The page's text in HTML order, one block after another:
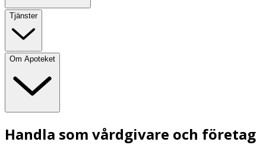
Tjänster
Om Apoteket
Handla som vårdgivare och företag